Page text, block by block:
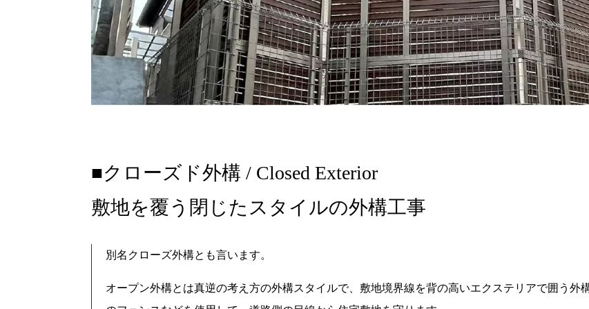
クローズド外構 / Closed Exterior
敷地を覆う閉じたスタイルの外構工事
別名クローズ外構とも言います。
オープン外構とは真逆の考え方の外構スタイルで、敷地境界線を背の高いエクステリアで囲う外